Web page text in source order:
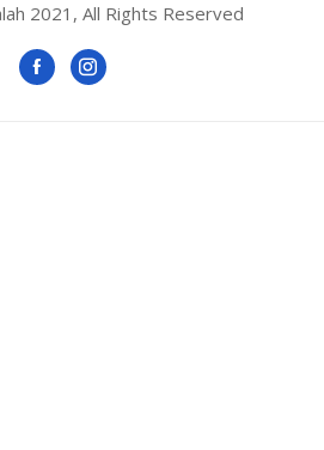
2021, All Rights Reserved